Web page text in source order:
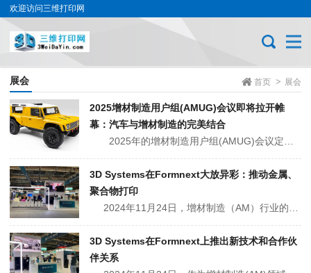
欢迎访问三维打印网
首页 > 展会
展会
2025增材制造用户组(AMUG)会议即将拉开帷
幕：汽车与增材制造的完美结合
3D Systems在Formnext大放异彩：推动金属、
聚合物打印
3D Systems在Formnext上推出新技术和合作伙
伴关系